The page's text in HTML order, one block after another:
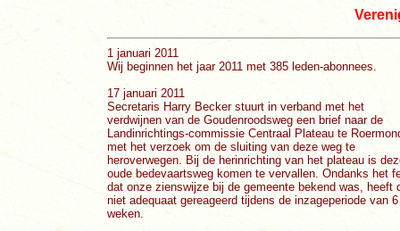
1 januari 2011
Wij beginnen het jaar 2011 met 385 leden-abonnees.
17 januari 2011
Secretaris Harry Becker stuurt in verband met het
verdwijnen van de Goudenroodsweg een brief naar de
Landinrichtings-commissie Centraal Plateau te
met het verzoek om de sluiting van deze weg te
heroverwegen. Bij de herinrichting van het plateau is
oude bedevaartsweg komen te vervallen. Ondanks het
dat onze zienswijze bij de gemeente bekend was, heeft
niet adequaat gereageerd tijdens de inzageperiode van 6
weken.